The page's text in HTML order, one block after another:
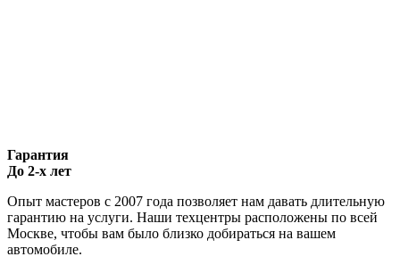
Гарантия
До 2-х лет
Опыт мастеров с 2007 года позволяет нам давать длительную
гарантию на услуги. Наши техцентры расположены по всей
Москве, чтобы вам было близко добираться на вашем
автомобиле.